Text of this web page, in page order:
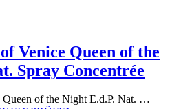
Venice Queen of the
Spray Concentrée
Queen of the Night E.d.P. Nat. …